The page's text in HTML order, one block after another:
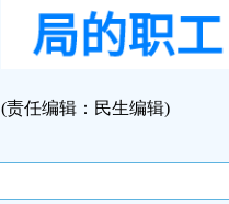
(责任编辑：民生编辑)